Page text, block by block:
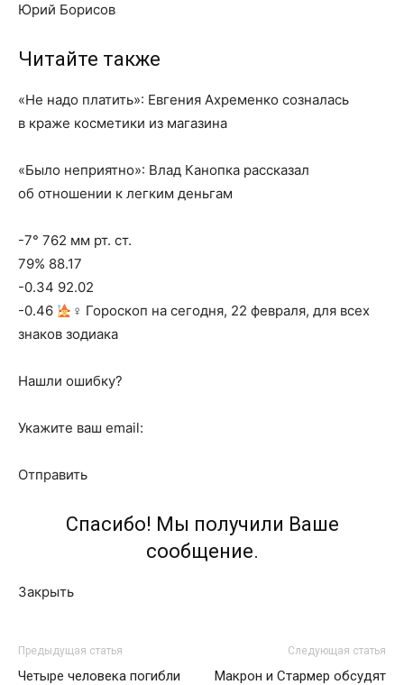
Юрий Борисов
Читайте также
«Не надо платить»: Евгения Ахременко созналась
в краже косметики из магазина
«Было неприятно»: Влад Канопка рассказал
об отношении к легким деньгам
-7° 762 мм рт. ст.
79% 88.17
-0.34 92.02
-0.46
‍♀ Гороскоп на сегодня, 22 февраля, для всех
знаков зодиака
Нашли ошибку?
Укажите ваш email:
Отправить
Спасибо! Мы получили Ваше
сообщение.
Закрыть
Предыдущая статья
Четыре человека погибли
Следующая статья
Макрон и Стармер обсудят